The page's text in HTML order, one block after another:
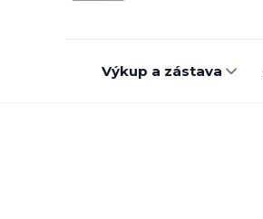
Výkup a zástava